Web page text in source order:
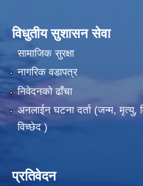
विधुतीय सुशासन सेवा
सामाजिक सुरक्षा
नागरिक वडापत्र
निवेदनको ढाँचा
अनलाईन घटना दर्ता (जन्म, मृत्यु,
विच्छेद )
प्रतिवेदन